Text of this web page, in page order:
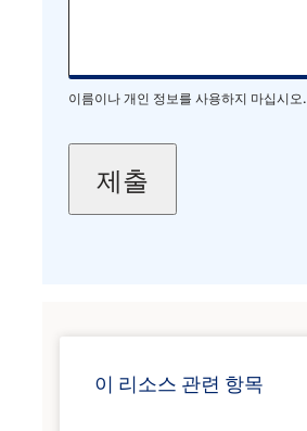
이름이나 개인 정보를 사용하지 마십시오.
이 리소스 관련 항목